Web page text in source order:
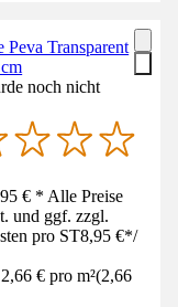
Peva Transparent
noch nicht
€ * Alle Preise
und ggf. zzgl.
pro ST8,95 €*/
€ pro m²(2,66